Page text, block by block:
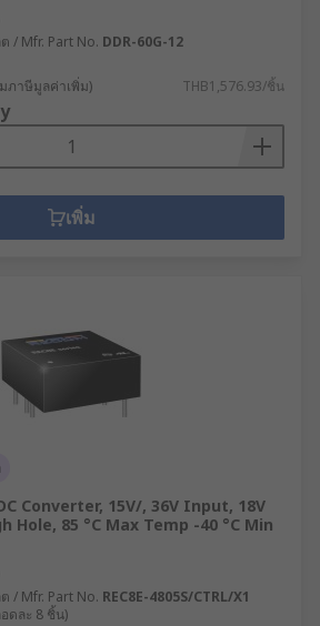
/ Mfr. Part No. DDR-60G-12
ภาษีมูลค่าเพิ่ม) THB1,576.93/ชิ้น
เพิ่ม
Converter, 15V/, 36V Input, 18V
Hole, 85 °C Max Temp -40 °C Min
/ Mfr. Part No. REC8E-4805S/CTRL/X1
ดละ 8 ชิ้น)